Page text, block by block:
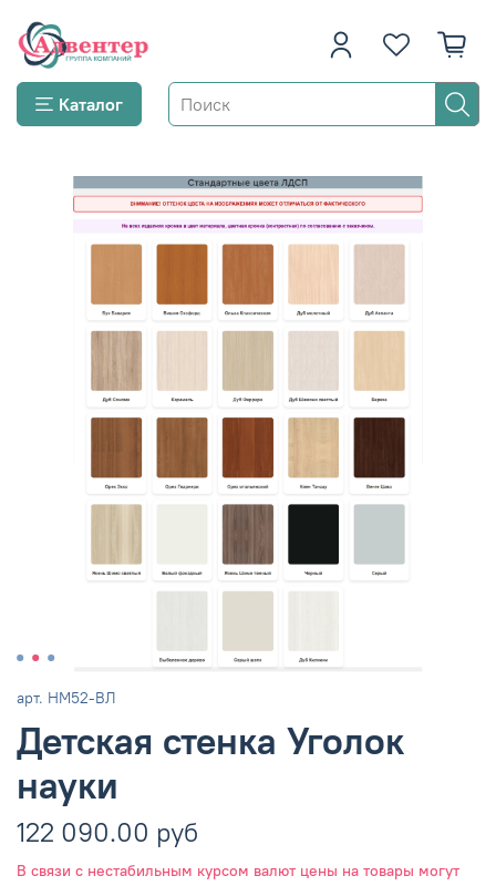
Каталог
арт. НМ52-ВЛ
Детская стенка Уголок
науки
122 090.00 руб
В связи с нестабильным курсом валют цены на товары могут